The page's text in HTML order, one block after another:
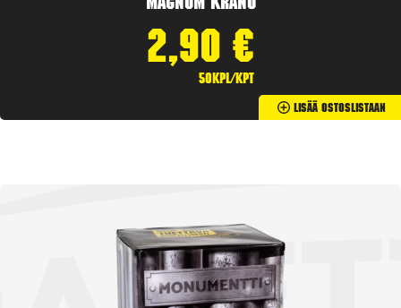
Magnum Kranu
2,90 €
50kpl/kpt
Lisää Ostoslistaan